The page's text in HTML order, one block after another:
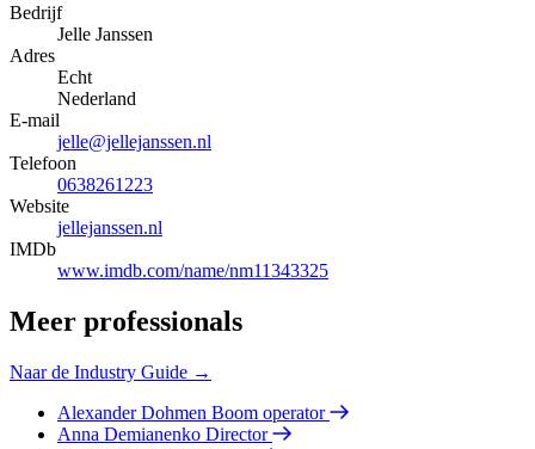
Bedrijf
Jelle Janssen
Adres
Echt
Nederland
E-mail
jelle@jellejanssen.nl
Telefoon
0638261223
Website
jellejanssen.nl
IMDb
www.imdb.com/name/nm11343325
Meer professionals
Naar de Industry Guide →
Alexander Dohmen Boom operator
Anna Demianenko Director